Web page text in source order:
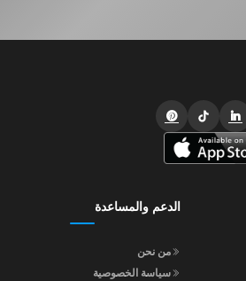
الدعم والمساعدة
من نحن
سياسة الخصوصية